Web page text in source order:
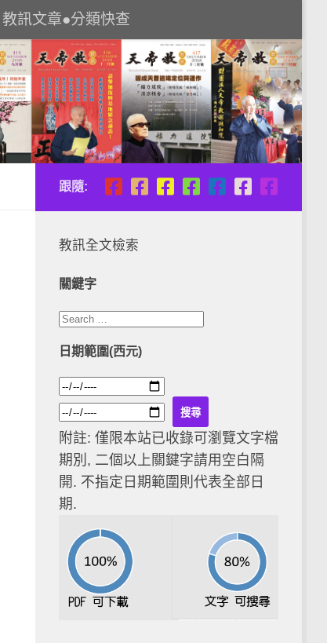
教訊文章●分類快查
跟隨:
教訊全文檢索
關鍵字
日期範圍(西元)
附註: 僅限本站已收錄可瀏覽文字檔
期別, 二個以上關鍵字請用空白隔
開. 不指定日期範圍則代表全部日
期.